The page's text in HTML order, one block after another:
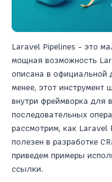
Laravel Pipelines – это
мощная возможность
описана в официальной
менее, этот инструмент
внутри фреймворка для
последовательных
рассмотрим, как Laravel
полезен в разработке
приведем примеры
ссылки.